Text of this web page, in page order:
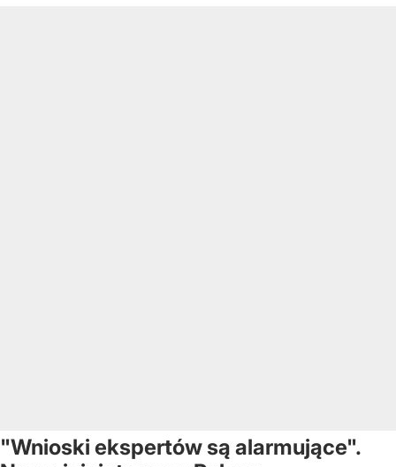
"Wnioski ekspertów są alarmujące".